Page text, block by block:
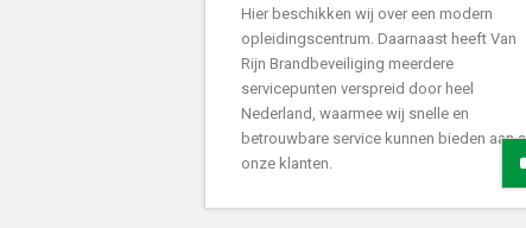
Hier beschikken wij over een modern
opleidingscentrum. Daarnaast heeft Van
Rijn Brandbeveiliging meerdere
servicepunten verspreid door heel
Nederland, waarmee wij snelle en
betrouwbare service kunnen bieden aan
onze klanten.